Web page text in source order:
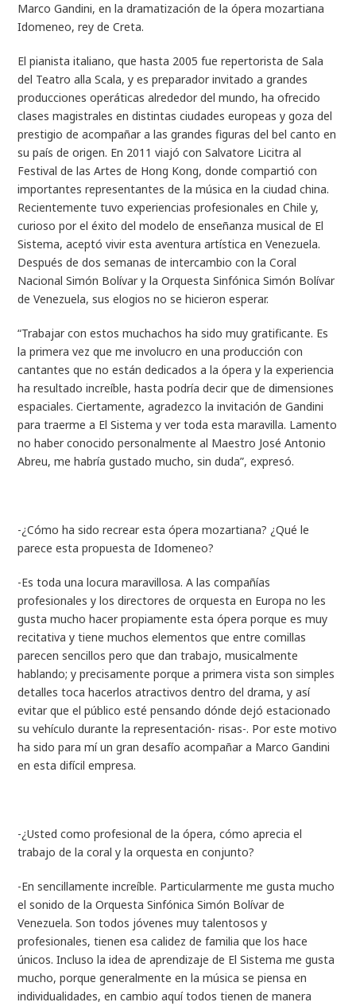
Marco Gandini, en la dramatización de la ópera mozartiana
Idomeneo, rey de Creta.
El pianista italiano, que hasta 2005 fue repertorista de Sala
del Teatro alla Scala, y es preparador invitado a grandes
producciones operáticas alrededor del mundo, ha ofrecido
clases magistrales en distintas ciudades europeas y goza del
prestigio de acompañar a las grandes figuras del bel canto en
su país de origen. En 2011 viajó con Salvatore Licitra al
Festival de las Artes de Hong Kong, donde compartió con
importantes representantes de la música en la ciudad china.
Recientemente tuvo experiencias profesionales en Chile y,
curioso por el éxito del modelo de enseñanza musical de El
Sistema, aceptó vivir esta aventura artística en Venezuela.
Después de dos semanas de intercambio con la Coral
Nacional Simón Bolívar y la Orquesta Sinfónica Simón Bolívar
de Venezuela, sus elogios no se hicieron esperar.
“Trabajar con estos muchachos ha sido muy gratificante. Es
la primera vez que me involucro en una producción con
cantantes que no están dedicados a la ópera y la experiencia
ha resultado increíble, hasta podría decir que de dimensiones
espaciales. Ciertamente, agradezco la invitación de Gandini
para traerme a El Sistema y ver toda esta maravilla. Lamento
no haber conocido personalmente al Maestro José Antonio
Abreu, me habría gustado mucho, sin duda”, expresó.
-¿Cómo ha sido recrear esta ópera mozartiana? ¿Qué le
parece esta propuesta de Idomeneo?
-Es toda una locura maravillosa. A las compañías
profesionales y los directores de orquesta en Europa no les
gusta mucho hacer propiamente esta ópera porque es muy
recitativa y tiene muchos elementos que entre comillas
parecen sencillos pero que dan trabajo, musicalmente
hablando; y precisamente porque a primera vista son simples
detalles toca hacerlos atractivos dentro del drama, y así
evitar que el público esté pensando dónde dejó estacionado
su vehículo durante la representación- risas-. Por este motivo
ha sido para mí un gran desafío acompañar a Marco Gandini
en esta difícil empresa.
-¿Usted como profesional de la ópera, cómo aprecia el
trabajo de la coral y la orquesta en conjunto?
-En sencillamente increíble. Particularmente me gusta mucho
el sonido de la Orquesta Sinfónica Simón Bolívar de
Venezuela. Son todos jóvenes muy talentosos y
profesionales, tienen esa calidez de familia que los hace
únicos. Incluso la idea de aprendizaje de El Sistema me gusta
mucho, porque generalmente en la música se piensa en
individualidades, en cambio aquí todos tienen de manera